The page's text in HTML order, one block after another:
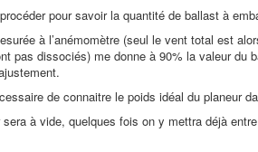
pour savoir la quantité de ballast à
à l’anémomètre (seul le vent total est
pas dissociés) me donne à 90% la valeur du
de connaitre le poids idéal du planeur
sera à vide, quelques fois on y mettra déjà